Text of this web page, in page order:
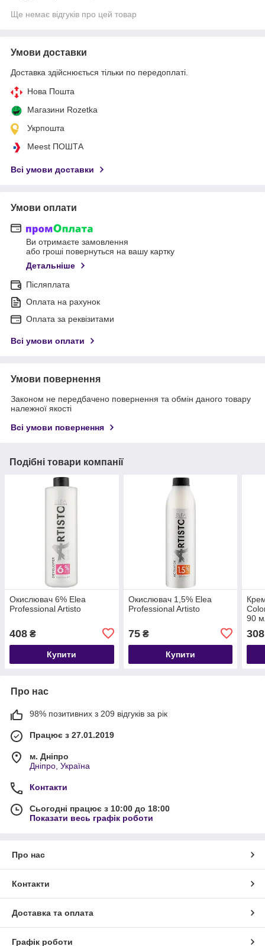
Ще немає відгуків про цей товар
Умови доставки
Доставка здійснюється тільки по передоплаті.
Нова Пошта
Магазини Rozetka
Укрпошта
Meest ПОШТА
Всі умови доставки
Умови оплати
Ви отримаєте замовлення
або гроші повернуться на вашу картку
Детальніше
Післяплата
Оплата на рахунок
Оплата за реквізитами
Всі умови оплати
Умови повернення
Законом не передбачено повернення та обмін даного товару
належної якості
Всі умови повернення
Подібні товари компанії
Окислювач 6% Elea
Professional Artisto
408 ₴
Купити
Окислювач 1,5% Elea
Professional Artisto
75₴
Купити
90
308
Про нас
98% позитивних з 209 відгуків за рік
Працює з 27.01.2019
м. Дніпро
Дніпро, Україна
Контакти
Сьогодні працює з 10:00 до 18:00
Показати весь графік роботи
Про нас
Контакти
Доставка та оплата
Графік роботи